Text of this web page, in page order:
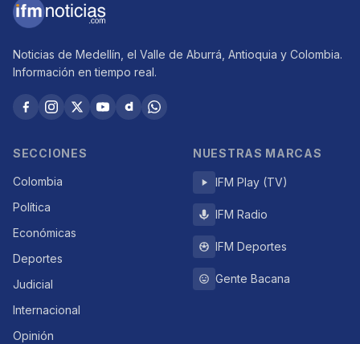
Noticias de Medellín, el Valle de Aburrá, Antioquia y Colombia.
Información en tiempo real.
SECCIONES
Colombia
Política
Económicas
Deportes
Judicial
Internacional
Opinión
NUESTRAS MARCAS
IFM Play (TV)
IFM Radio
IFM Deportes
Gente Bacana